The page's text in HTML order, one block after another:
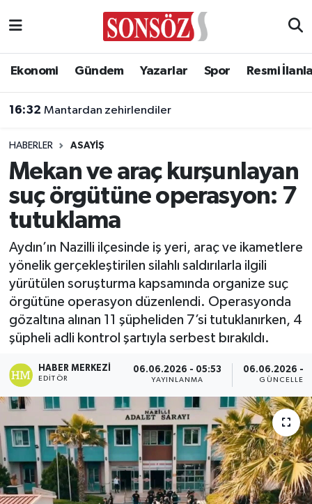
Ekonomi Gündem Yazarlar Spor Resmi
16:32 Mantardan zehirlendiler
HABERLER ASAYIŞ
Mekan ve araç kurşunlayan
suç örgütüne operasyon: 7
tutuklama
Aydın’ın Nazilli ilçesinde iş yeri, araç ve ikametlere
yönelik gerçekleştirilen silahlı saldırılarla ilgili
yürütülen soruşturma kapsamında organize suç
örgütüne operasyon düzenlendi. Operasyonda
gözaltına alınan 11 şüpheliden 7’si tutuklanırken, 4
şüpheli adli kontrol şartıyla serbest bırakıldı.
HABER MERKEZI
EDITÖR
06.06.2026 - 05:53
YAYINLANMA
06.06.2026 -
Asayiş
Biyografi
Çevre
Diğer
Dünya
Eğitim
Ekonomi
Eleman
Emlak
Gündem
Gurme
Ankara Nöbetçi Eczaneler
Ankara Trafik Yoğunluk Haritası
Süper Lig Puan Durumu ve Fikstür
Tüm Manşetler
Son Dakika Haberleri
Haber Arşivi